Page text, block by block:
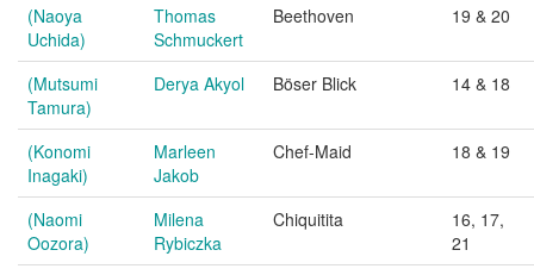
(Naoya
Uchida)
Thomas
Schmuckert
Beethoven 19 & 20
(Mutsumi
Tamura)
Derya Akyol Böser Blick 14 & 18
(Konomi
Inagaki)
Marleen
Jakob
Chef-Maid 18 & 19
(Naomi
Oozora)
Milena
Rybiczka
Chiquitita
16, 17,
21